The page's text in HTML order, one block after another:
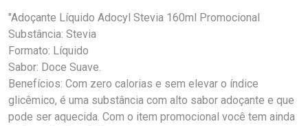
"Adoçante Líquido Adocyl Stevia 160ml Promocional
Substância: Stevia
Formato: Líquido
Sabor: Doce Suave.
Benefícios: Com zero calorias e sem elevar o índice
glicêmico, é uma substância com alto sabor adoçante e que
pode ser aquecida. Com o item promocional você tem ainda